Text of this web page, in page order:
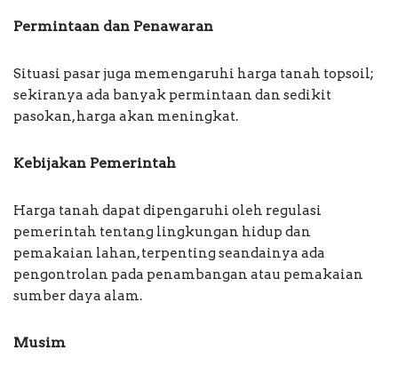
Permintaan dan Penawaran
Situasi pasar juga memengaruhi harga tanah topsoil;
sekiranya ada banyak permintaan dan sedikit
pasokan, harga akan meningkat.
Kebijakan Pemerintah
Harga tanah dapat dipengaruhi oleh regulasi
pemerintah tentang lingkungan hidup dan
pemakaian lahan, terpenting seandainya ada
pengontrolan pada penambangan atau pemakaian
sumber daya alam.
Musim